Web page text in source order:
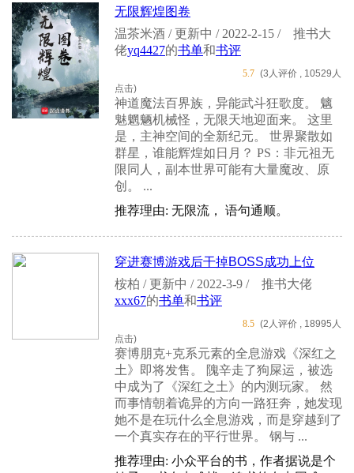
无限辉煌图卷
温茶米酒 / 更新中 / 2022-2-15 /
推书大
佬yq4427的书单和书评
5.7 (3人评价 , 10529人
点击)
神道魔法百界族，异能武斗狂歌度。 魑
魅魍魉机械怪，无限天地迎面来。 这里
是，主神空间的全新纪元。 世界聚散如
群星，谁能辉煌如日月？ PS：非元祖无
限同人，副本世界可能有大量魔改、原
创。 ...
推荐理由: 无限流， 语句通顺。
穿进赛博游戏后干掉BOSS成功上位
桉柏 / 更新中 / 2022-3-9 /
推书大佬
xxx67的书单和书评
8.5 (2人评价 , 18995人
点击)
赛博朋克+克系元素的全息游戏《深红之
土》即将发售。 隗辛走了狗屎运，被选
中成为了《深红之土》的内测玩家。 然
而事情朝着诡异的方向一路狂奔，她发现
她不是在玩什么全息游戏，而是穿越到了
一个真实存在的平行世界。 钢与 ...
推荐理由: 小众平台的书，作者据说是个